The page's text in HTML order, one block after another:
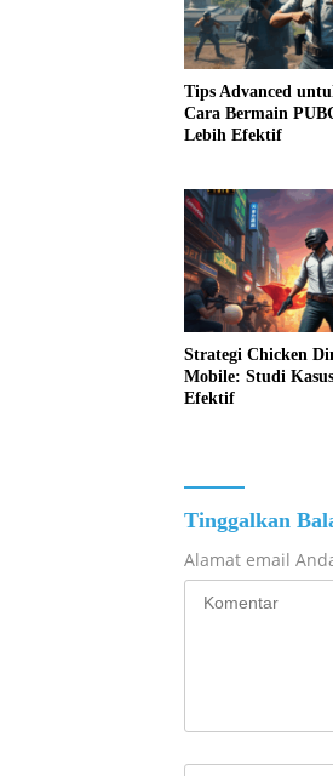
Tips Advanced
Cara Bermain
Lebih Efektif
Strategi Chicken
Mobile: Studi
Efektif
Tinggalkan
Alamat email